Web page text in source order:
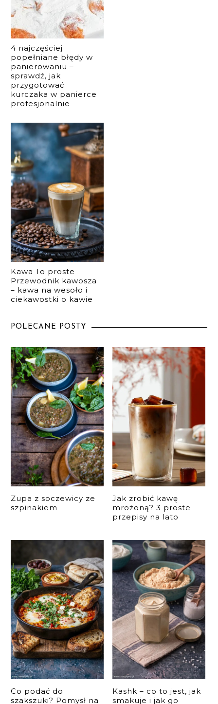
4 najczęściej
popełniane błędy w
panierowaniu –
sprawdź, jak
przygotować
kurczaka w panierce
profesjonalnie
Kawa To proste
Przewodnik kawosza
– kawa na wesoło i
ciekawostki o kawie
POLECANE POSTY
Zupa z soczewicy ze
szpinakiem
Jak zrobić kawę
mrożoną? 3 proste
przepisy na lato
Co podać do
szakszuki? Pomysł na
Kashk – co to jest, jak
smakuje i jak go